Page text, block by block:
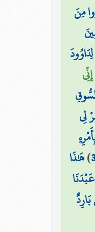
مِنَ
لِي
)هَٰذَا